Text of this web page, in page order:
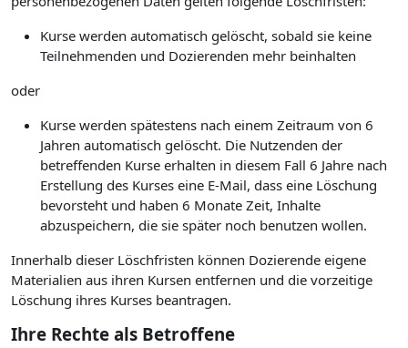
Kurse werden automatisch gelöscht, sobald sie keine
Teilnehmenden und Dozierenden mehr beinhalten
oder
Kurse werden spätestens nach einem Zeitraum von 6
Jahren automatisch gelöscht. Die Nutzenden der
betreffenden Kurse erhalten in diesem Fall 6 Jahre nach
Erstellung des Kurses eine E-Mail, dass eine Löschung
bevorsteht und haben 6 Monate Zeit, Inhalte
abzuspeichern, die sie später noch benutzen wollen.
Innerhalb dieser Löschfristen können Dozierende eigene
Materialien aus ihren Kursen entfernen und die vorzeitige
Löschung ihres Kurses beantragen.
Ihre Rechte als Betroffene